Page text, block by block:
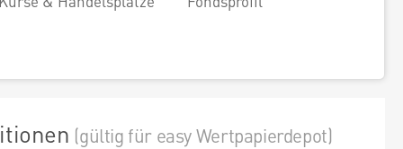
(gültig für easy Wertpapierdepot)